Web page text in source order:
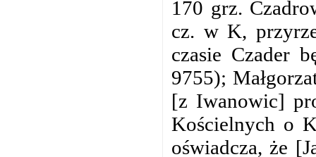
170 grz.
cz. w K,
czasie Czader
9755);
[z Iwanowic]
Kościelnych o
oświadcza, że